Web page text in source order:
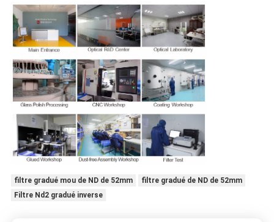
filtre gradué mou de ND de 52mm
filtre gradué de ND de 52mm
Filtre Nd2 gradué inverse